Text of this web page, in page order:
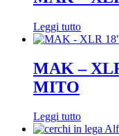
Leggi tutto
MAK –
MITO
Leggi tutto